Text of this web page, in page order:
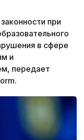
при
в сфере
и
передает